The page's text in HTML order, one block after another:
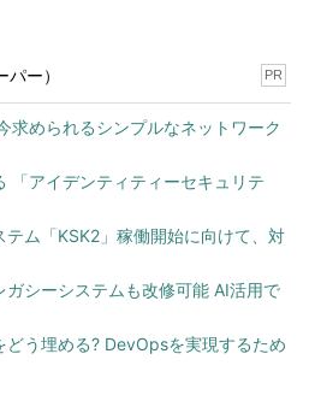
ー） PR
求められるシンプルなネットワーク
「アイデンティティーセキュリテ
テム「KSK2」稼働開始に向けて、対
シーシステムも改修可能 AI活用で
どう埋める? DevOpsを実現するため